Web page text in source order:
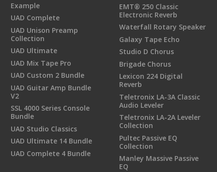
Example
UAD Complete
UAD Unison Preamp
Collection
UAD Ultimate
UAD Mix Tape Pro
UAD Custom 2 Bundle
UAD Guitar Amp Bundle
V2
SSL 4000 Series Console
Bundle
UAD Studio Classics
UAD Ultimate 14 Bundle
UAD Complete 4 Bundle
EMT® 250 Classic
Electronic Reverb
Waterfall Rotary Speaker
Galaxy Tape Echo
Studio D Chorus
Brigade Chorus
Lexicon 224 Digital
Reverb
Teletronix LA-3A Classic
Audio Leveler
Teletronix LA-2A Leveler
Collection
Pultec Passive EQ
Collection
Manley Massive Passive
EQ